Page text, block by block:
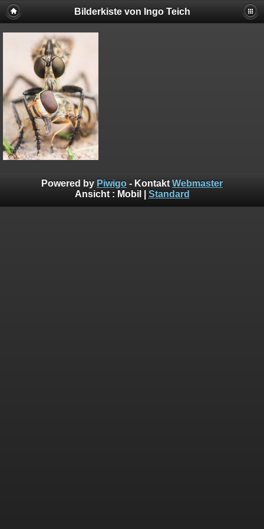
Bilderkiste von Ingo Teich
Powered by Piwigo - Kontakt Webmaster
Ansicht : Mobil Standard